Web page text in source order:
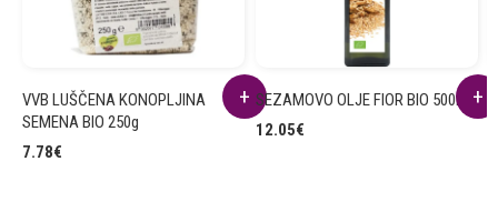
VVB LUŠČENA KONOPLJINA
SEMENA BIO 250g
7.78€
SEZAMOVO OLJE FIOR BIO 500ml
12.05€